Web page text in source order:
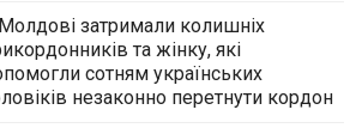
затримали колишніх
та жінку, які
сотням українських
незаконно перетнути кордон